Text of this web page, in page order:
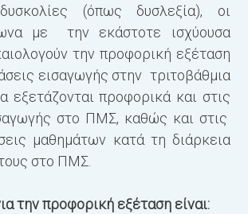
(όπως δυσλεξία), οι
με την εκάστοτε ισχύουσα
την προφορική εξέταση
εισαγωγής στην τριτοβάθμια
εξετάζονται προφορικά και στις
στο ΠΜΣ, καθώς και στις
μαθημάτων κατά τη διάρκεια
στο ΠΜΣ.
την προφορική εξέταση είναι: